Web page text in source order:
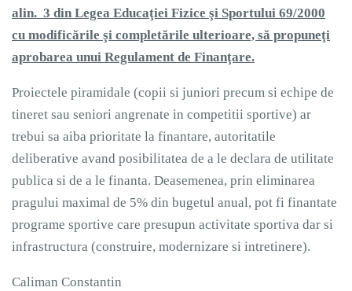
alin. 3 din Legea Educaţiei Fizice şi Sportului 69/2000
cu modificările şi completările ulterioare, să propuneţi
aprobarea unui Regulament de Finanţare.
Proiectele piramidale (copii si juniori precum si echipe de
tineret sau seniori angrenate in competitii sportive) ar
trebui sa aiba prioritate la finantare, autoritatile
deliberative avand posibilitatea de a le declara de utilitate
publica si de a le finanta. Deasemenea, prin eliminarea
pragului maximal de 5% din bugetul anual, pot fi finantate
programe sportive care presupun activitate sportiva dar si
infrastructura (construire, modernizare si intretinere).
Caliman Constantin